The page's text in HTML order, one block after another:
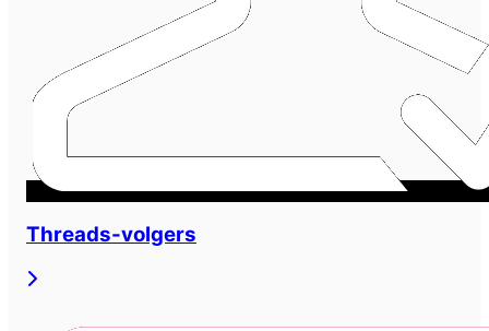
Threads-volgers